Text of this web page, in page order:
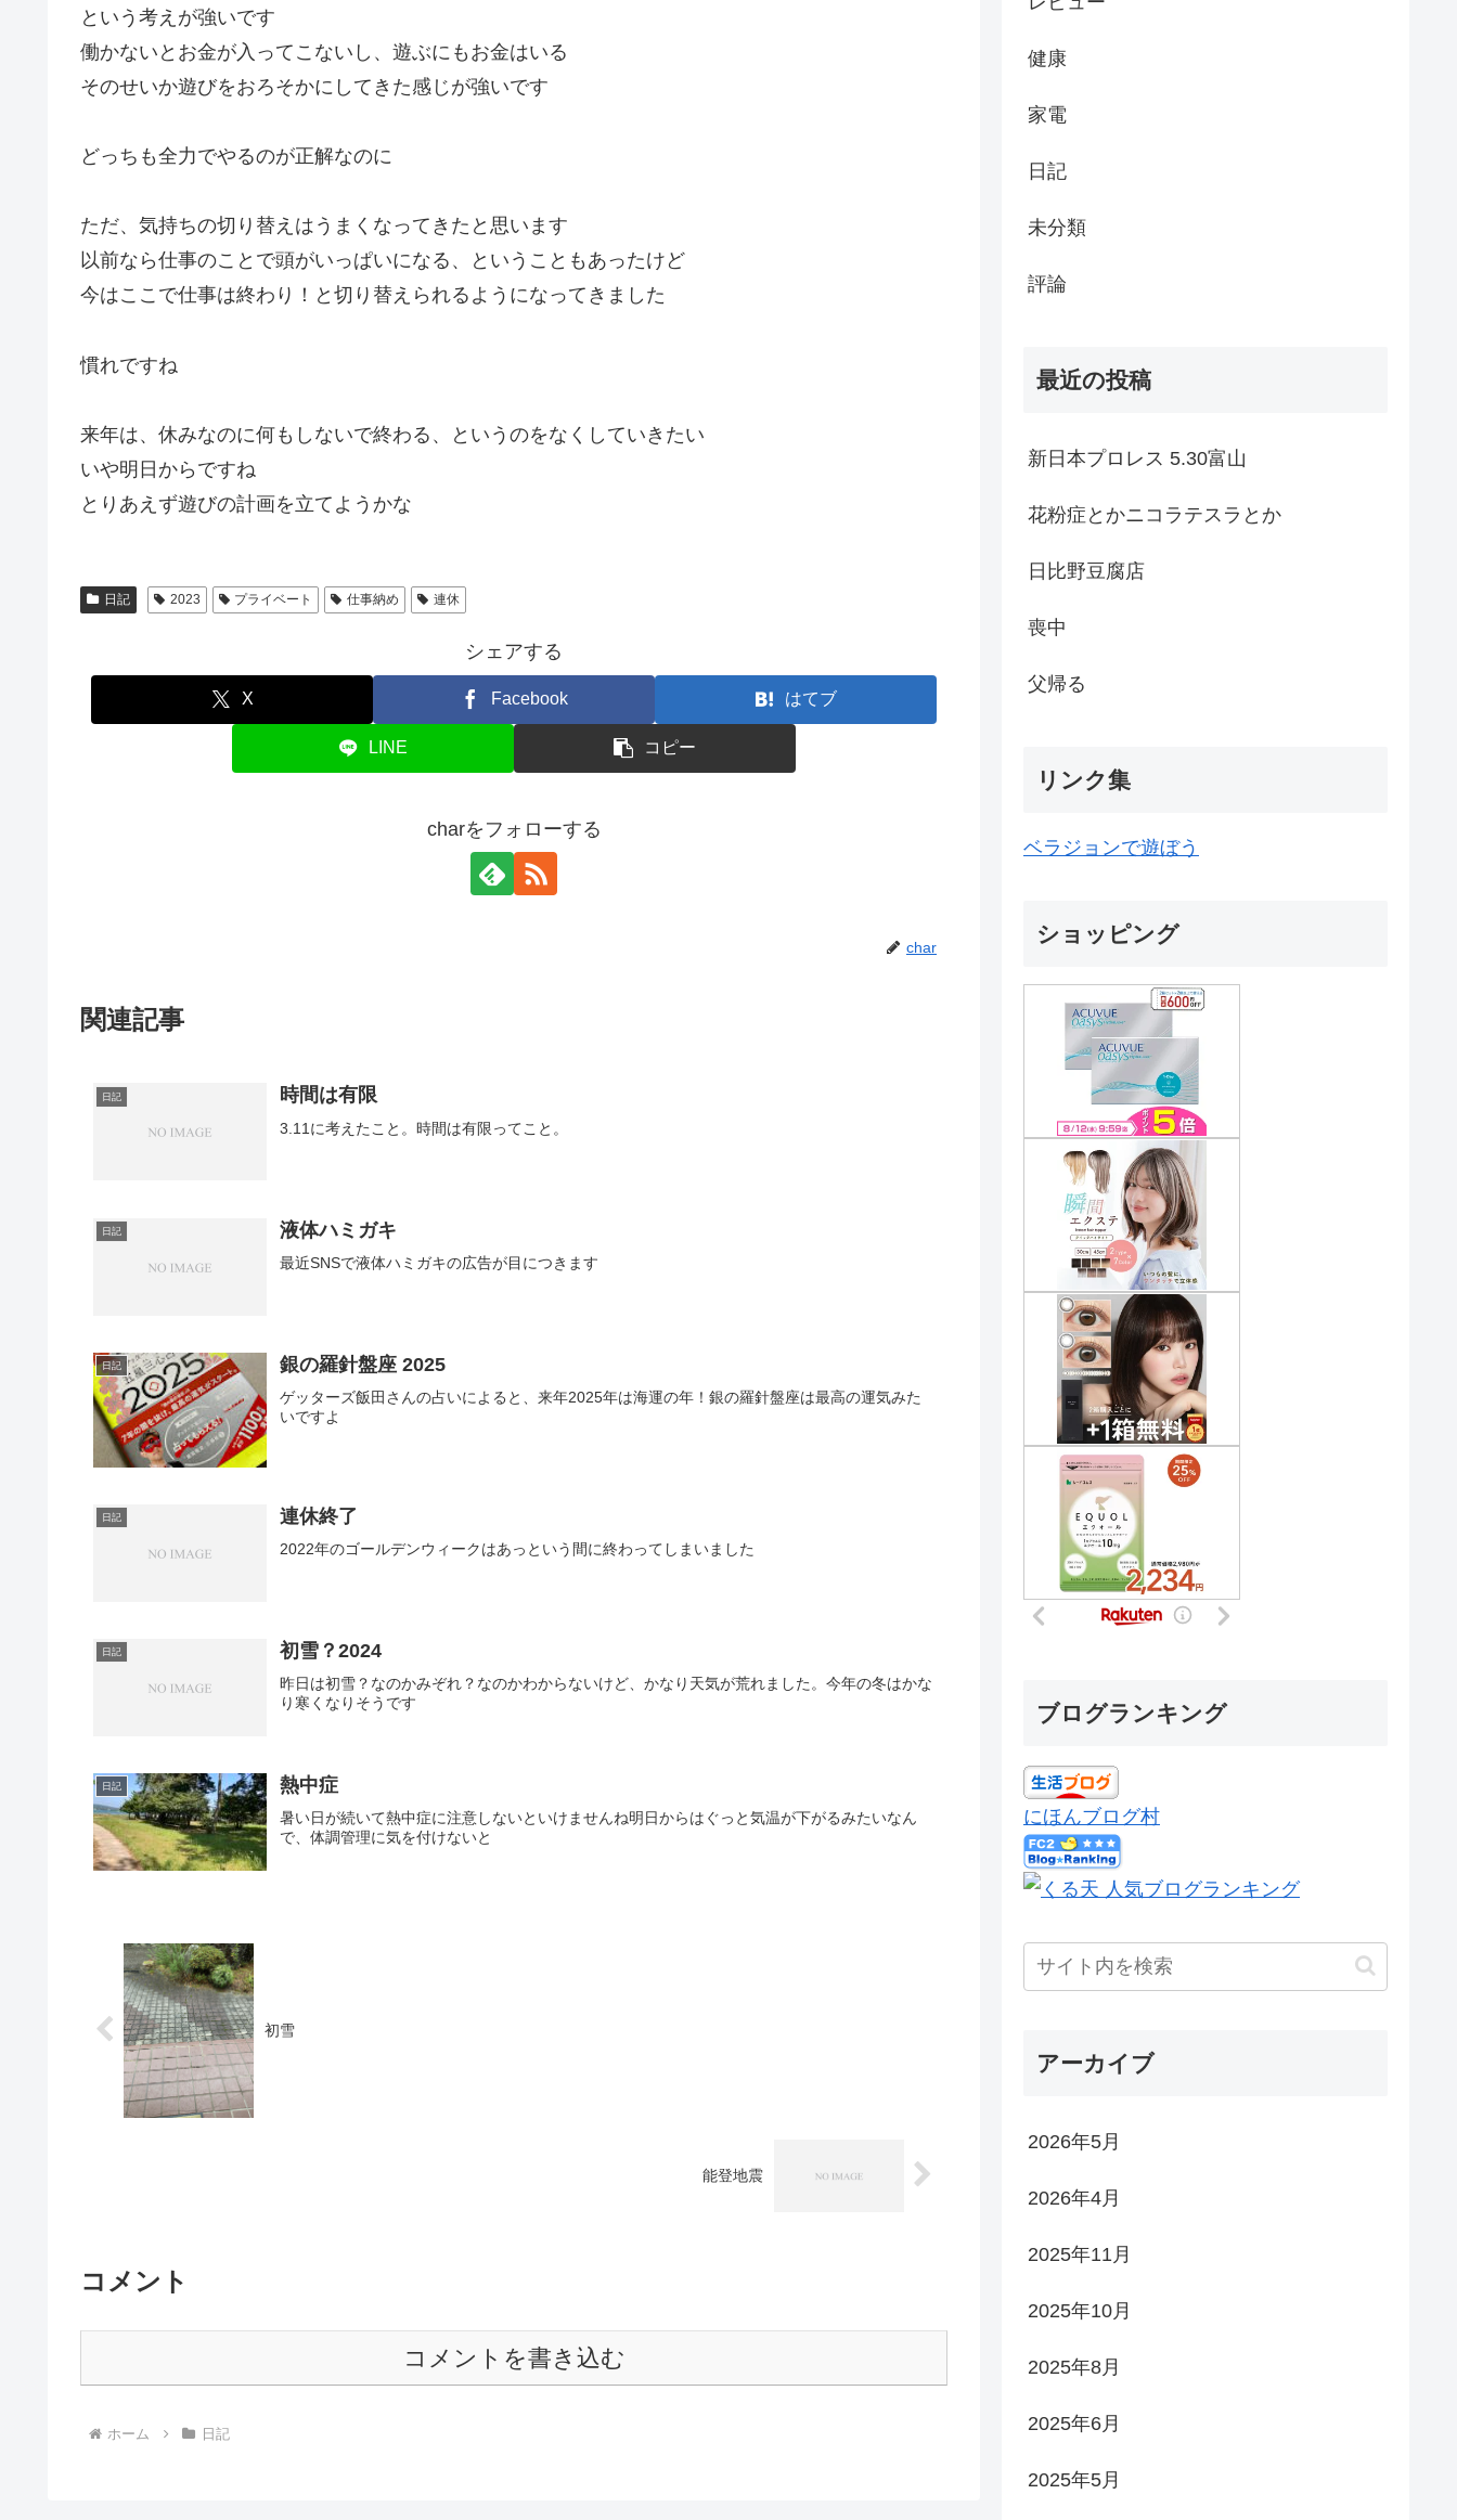
という考えが強いです
働かないとお金が入ってこないし、遊ぶにもお金はいる
そのせいか遊びをおろそかにしてきた感じが強いです
どっちも全力でやるのが正解なのに
ただ、気持ちの切り替えはうまくなってきたと思います
以前なら仕事のことで頭がいっぱいになる、ということもあったけど
今はここで仕事は終わり！と切り替えられるようになってきました
慣れですね
来年は、休みなのに何もしないで終わる、というのをなくしていきたい
いや明日からですね
とりあえず遊びの計画を立てようかな
日記 2023 プライベート 仕事納め 連休
シェアする
X Facebook はてブ
LINE コピー
charをフォローする
char
関連記事
日記 時間は有限
3.11に考えたこと。時間は有限ってこと。
日記 液体ハミガキ
最近SNSで液体ハミガキの広告が目につきます
日記 銀の羅針盤座 2025
ゲッターズ飯田さんの占いによると、来年2025年は海運の年！銀の羅針盤座は最高の運気みた
いですよ
日記 連休終了
2022年のゴールデンウィークはあっという間に終わってしまいました
日記 初雪？2024
昨日は初雪？なのかみぞれ？なのかわからないけど、かなり天気が荒れました。今年の冬はかな
り寒くなりそうです
日記 熱中症
暑い日が続いて熱中症に注意しないといけませんね明日からはぐっと気温が下がるみたいなん
で、体調管理に気を付けないと
初雪
能登地震
コメント
コメントを書き込む
ホーム 日記
健康
家電
日記
未分類
評論
最近の投稿
新日本プロレス 5.30富山
花粉症とかニコラテスラとか
日比野豆腐店
喪中
父帰る
リンク集
ベラジョンで遊ぼう
ショッピング
ブログランキング
にほんブログ村
アーカイブ
2026年5月
2026年4月
2025年11月
2025年10月
2025年8月
2025年6月
2025年5月